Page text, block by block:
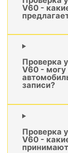
V60 -
Проверка
V60 - могу
записи?
Проверка
V60 -